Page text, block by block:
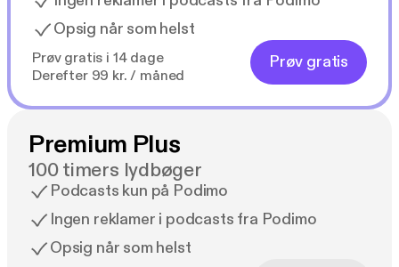
Opsig når som helst
Prøv gratis i 14 dage
Derefter 99 kr. / måned
Prøv gratis
Premium Plus
100 timers lydbøger
Podcasts kun på Podimo
Ingen reklamer i podcasts fra Podimo
Opsig når som helst